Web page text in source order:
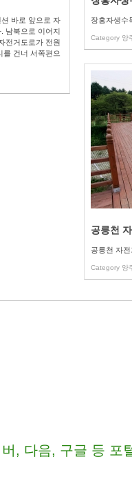
바로 앞으로 자
남북으로 이어지
전거도로가 전원
를 건너 서쪽편으
장흥자생수
Category 양
공릉천
공릉천 자전
Category 양
, 다음, 구글 등 포